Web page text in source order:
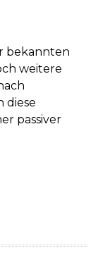
bekannten
weitere
diese
passiver